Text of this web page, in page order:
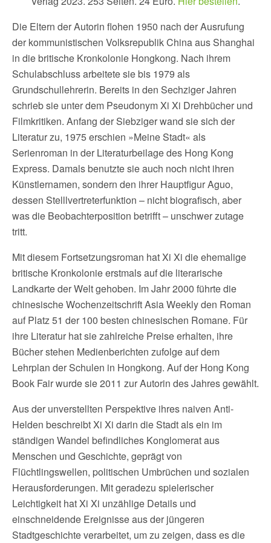
Die Eltern der Autorin flohen 1950 nach der Ausrufung
der kommunistischen Volksrepublik China aus Shanghai
in die britische Kronkolonie Hongkong. Nach ihrem
Schulabschluss arbeitete sie bis 1979 als
Grundschullehrerin. Bereits in den Sechziger Jahren
schrieb sie unter dem Pseudonym Xi Xi Drehbücher und
Filmkritiken. Anfang der Siebziger wand sie sich der
Literatur zu, 1975 erschien »Meine Stadt« als
Serienroman in der Literaturbeilage des Hong Kong
Express. Damals benutzte sie auch noch nicht ihren
Künstlernamen, sondern den ihrer Hauptfigur Aguo,
dessen Stelllvertreterfunktion – nicht biografisch, aber
was die Beobachterposition betrifft – unschwer zutage
tritt.
Mit diesem Fortsetzungsroman hat Xi Xi die ehemalige
britische Kronkolonie erstmals auf die literarische
Landkarte der Welt gehoben. Im Jahr 2000 führte die
chinesische Wochenzeitschrift Asia Weekly den Roman
auf Platz 51 der 100 besten chinesischen Romane. Für
ihre Literatur hat sie zahlreiche Preise erhalten, ihre
Bücher stehen Medienberichten zufolge auf dem
Lehrplan der Schulen in Hongkong. Auf der Hong Kong
Book Fair wurde sie 2011 zur Autorin des Jahres gewählt.
Aus der unverstellten Perspektive ihres naiven Anti-
Helden beschreibt Xi Xi darin die Stadt als ein im
ständigen Wandel befindliches Konglomerat aus
Menschen und Geschichte, geprägt von
Flüchtlingswellen, politischen Umbrüchen und sozialen
Herausforderungen. Mit geradezu spielerischer
Leichtigkeit hat Xi Xi unzählige Details und
einschneidende Ereignisse aus der jüngeren
Stadtgeschichte verarbeitet, um zu zeigen, dass es die